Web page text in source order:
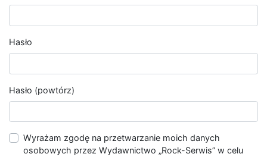
Hasło
Hasło (powtórz)
Wyrażam zgodę na przetwarzanie moich danych
osobowych przez Wydawnictwo „Rock-Serwis” w celu